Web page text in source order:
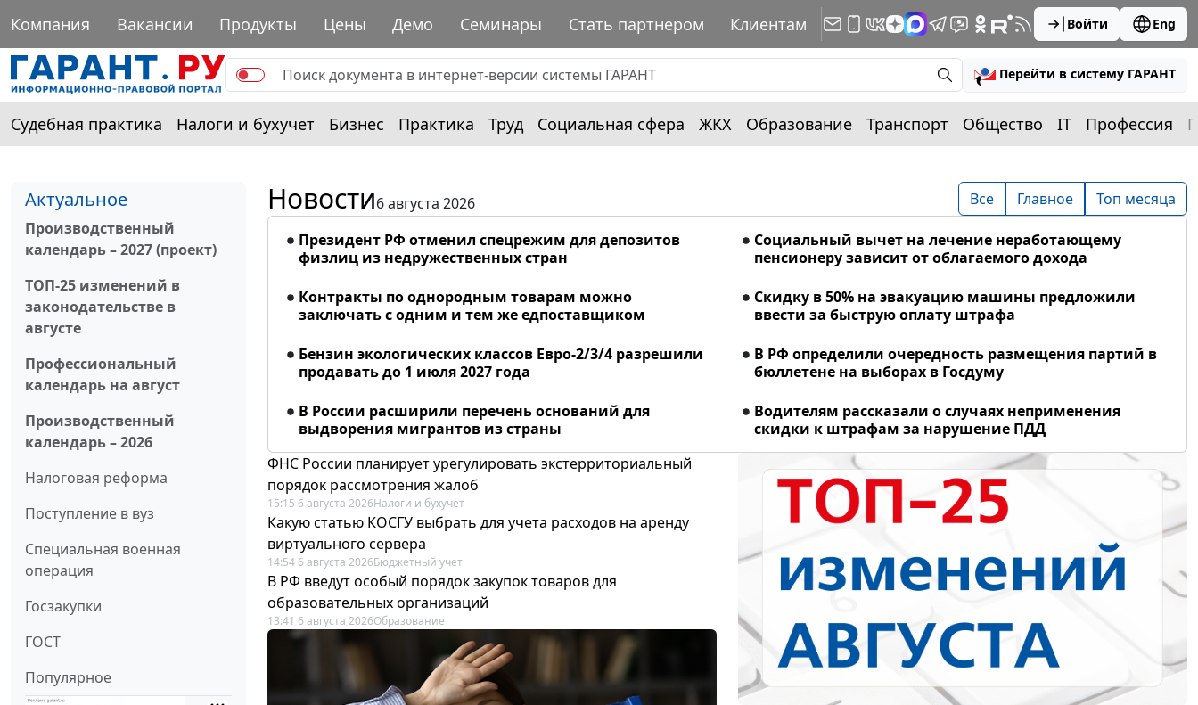
Компания Вакансии Продукты Цены Демо Семинары Стать партнером Клиентам Войти Eng
Перейти в систему ГАРАНТ
Судебная практика Налоги и бухучет Бизнес Практика Труд Социальная сфера ЖКХ Образование Транспорт Общество IT Профессия
Актуальное
Производственный
календарь – 2027 (проект)
ТОП-25 изменений в
законодательстве в
августе
Профессиональный
календарь на август
Производственный
календарь – 2026
Налоговая реформа
Поступление в вуз
Специальная военная
операция
Госзакупки
ГОСТ
Популярное
Новости6 августа 2026 Все Главное Топ месяца
Президент РФ отменил спецрежим для депозитов
физлиц из недружественных стран
Социальный вычет на лечение неработающему
пенсионеру зависит от облагаемого дохода
Контракты по однородным товарам можно
заключать с одним и тем же едпоставщиком
Скидку в 50% на эвакуацию машины предложили
ввести за быструю оплату штрафа
Бензин экологических классов Евро-2/3/4 разрешили
продавать до 1 июля 2027 года
В РФ определили очередность размещения партий в
бюллетене на выборах в Госдуму
В России расширили перечень оснований для
выдворения мигрантов из страны
Водителям рассказали о случаях неприменения
скидки к штрафам за нарушение ПДД
ФНС России планирует урегулировать экстерриториальный
порядок рассмотрения жалоб
15:15 6 августа 2026Налоги и бухучет
Какую статью КОСГУ выбрать для учета расходов на аренду
виртуального сервера
14:54 6 августа 2026Бюджетный учет
В РФ введут особый порядок закупок товаров для
образовательных организаций
13:41 6 августа 2026Образование